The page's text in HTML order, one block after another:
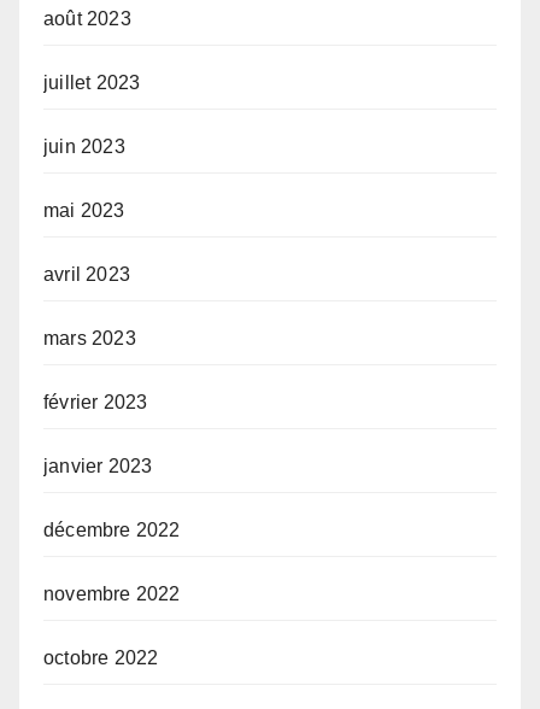
août 2023
juillet 2023
juin 2023
mai 2023
avril 2023
mars 2023
février 2023
janvier 2023
décembre 2022
novembre 2022
octobre 2022